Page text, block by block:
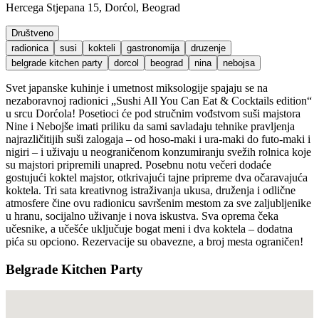
Hercega Stjepana 15, Dorćol, Beograd
Društveno
radionica
susi kokteli gastronomija
druzenje
belgrade kitchen party
dorcol beograd nina nebojsa
Svet japanske kuhinje i umetnost miksologije spajaju se na
nezaboravnoj radionici „Sushi All You Can Eat & Cocktails edition“
u srcu Dorćola! Posetioci će pod stručnim vođstvom suši majstora
Nine i Nebojše imati priliku da sami savladaju tehnike pravljenja
najrazličitijih suši zalogaja – od hoso-maki i ura-maki do futo-maki i
nigiri – i uživaju u neograničenom konzumiranju svežih rolnica koje
su majstori pripremili unapred. Posebnu notu večeri dodaće
gostujući koktel majstor, otkrivajući tajne pripreme dva očaravajuća
koktela. Tri sata kreativnog istraživanja ukusa, druženja i odlične
atmosfere čine ovu radionicu savršenim mestom za sve zaljubljenike
u hranu, socijalno uživanje i nova iskustva. Sva oprema čeka
učesnike, a učešće uključuje bogat meni i dva koktela – dodatna
pića su opciono. Rezervacije su obavezne, a broj mesta ograničen!
Belgrade Kitchen Party